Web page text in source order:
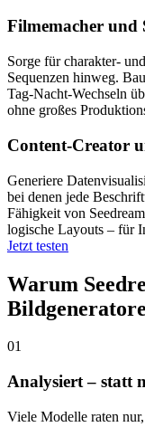
Filmemacher und
Sorge für charakter-
Sequenzen hinweg.
Tag-Nacht-Wechseln
ohne großes
Content-Creator
Generiere
bei denen jede
Fähigkeit von
logische Layouts – für
Jetzt testen
Warum
01
Analysiert – statt
Viele Modelle raten